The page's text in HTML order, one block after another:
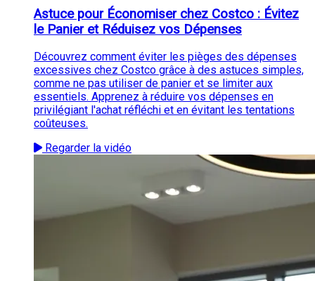
Astuce pour Économiser chez Costco : Évitez
le Panier et Réduisez vos Dépenses
Découvrez comment éviter les pièges des dépenses
excessives chez Costco grâce à des astuces simples,
comme ne pas utiliser de panier et se limiter aux
essentiels. Apprenez à réduire vos dépenses en
privilégiant l'achat réfléchi et en évitant les tentations
coûteuses.
Regarder la vidéo